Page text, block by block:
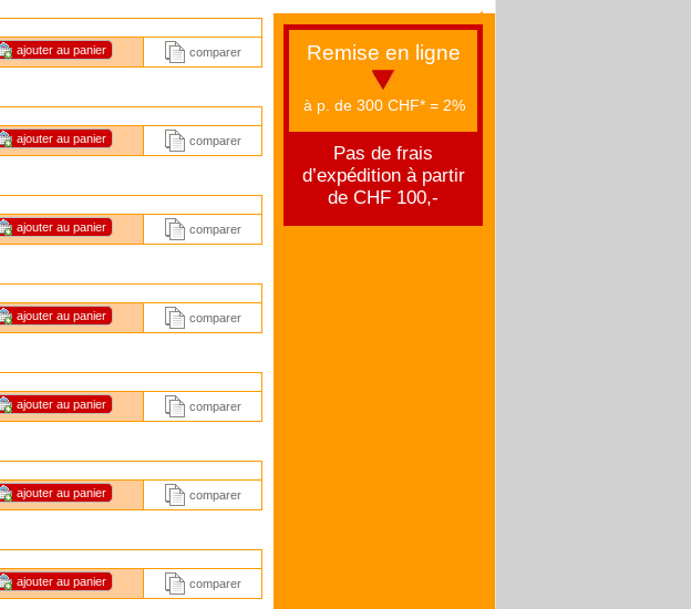
comparer
comparer
comparer
comparer
comparer
comparer
comparer
Remise en ligne
à p. de 300 CHF* = 2%
Pas de frais
d’expédition à partir
de CHF 100,-